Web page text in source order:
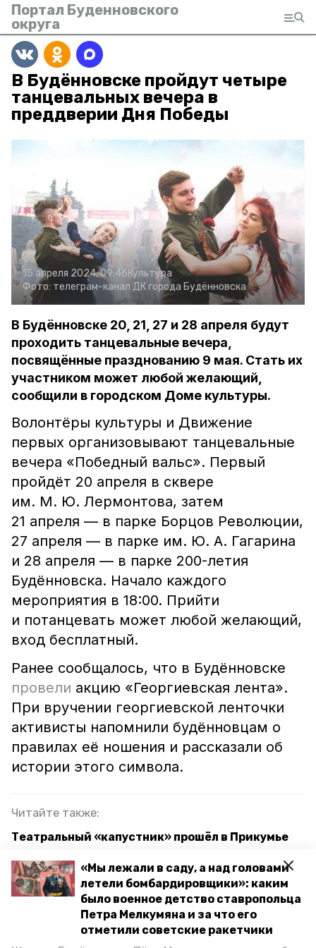
«Мы лежали в саду, а над головами
летели бомбардировщики»: каким
было военное детство ставропольца
Петра Мелкумяна и за что его
отметили советские ракетчики
Портал Буденновского
округа
В Будённовске пройдут четыре
танцевальных вечера в
преддверии Дня Победы
15 апреля 2024, 09:46Культура
Фото: телеграм-канал ДК города Будённовска
В Будённовске 20, 21, 27 и 28 апреля будут
проходить танцевальные вечера,
посвящённые празднованию 9 мая. Стать их
участником может любой желающий,
сообщили в городском Доме культуры.
Волонтёры культуры и Движение
первых организовывают танцевальные
вечера «Победный вальс». Первый
пройдёт 20 апреля в сквере
им. М. Ю. Лермонтова, затем
21 апреля — в парке Борцов Революции,
27 апреля — в парке им. Ю. А. Гагарина
и 28 апреля — в парке 200-летия
Будённовска. Начало каждого
мероприятия в 18:00. Прийти
и потанцевать может любой желающий,
вход бесплатный.
Ранее сообщалось, что в Будённовске
провели акцию «Георгиевская лента».
При вручении георгиевской ленточки
активисты напомнили будённовцам о
правилах её ношения и рассказали об
истории этого символа.
Читайте также:
Театральный «капустник» прошёл в Прикумье
Школьники Прикумья прошли зональный этап
конкурса «Поющий мир»
Вечер творчества поэтессы Светланы Весенней
прошёл в будённовской библиотеке